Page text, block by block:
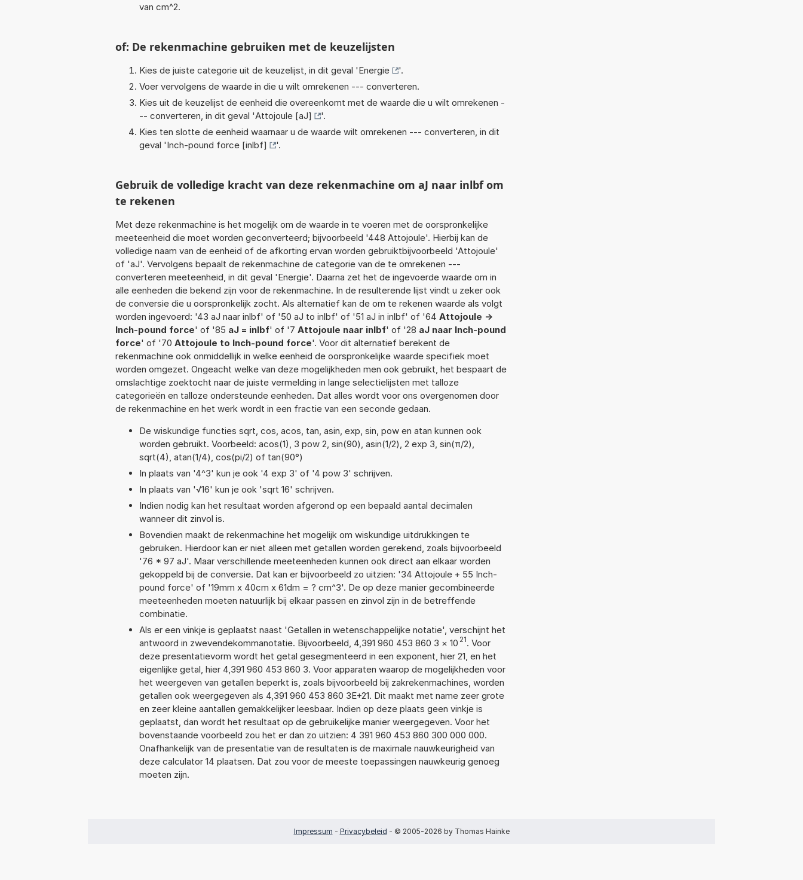
van cm^2.
of: De rekenmachine gebruiken met de keuzelijsten
Kies de juiste categorie uit de keuzelijst, in dit geval 'Energie
'.
Voer vervolgens de waarde in die u wilt omrekenen --- converteren.
Kies uit de keuzelijst de eenheid die overeenkomt met de waarde die u wilt omrekenen -
-- converteren, in dit geval 'Attojoule [aJ]
'.
Kies ten slotte de eenheid waarnaar u de waarde wilt omrekenen --- converteren, in dit
geval 'Inch-pound force [inlbf] '.
Gebruik de volledige kracht van deze rekenmachine om aJ naar inlbf om
te rekenen
Met deze rekenmachine is het mogelijk om de waarde in te voeren met de oorspronkelijke
meeteenheid die moet worden geconverteerd; bijvoorbeeld '448 Attojoule'. Hierbij kan de
volledige naam van de eenheid of de afkorting ervan worden gebruiktbijvoorbeeld 'Attojoule'
of 'aJ'. Vervolgens bepaalt de rekenmachine de categorie van de te omrekenen ---
converteren meeteenheid, in dit geval 'Energie'. Daarna zet het de ingevoerde waarde om in
alle eenheden die bekend zijn voor de rekenmachine. In de resulterende lijst vindt u zeker ook
de conversie die u oorspronkelijk zocht. Als alternatief kan de om te rekenen waarde als volgt
worden ingevoerd: '43 aJ naar inlbf' of '50 aJ to inlbf' of '51 aJ in inlbf' of '64 Attojoule ->
Inch-pound force' of '85 aJ = inlbf' of '7 Attojoule naar inlbf' of '28 aJ naar Inch-pound
force' of '70 Attojoule to Inch-pound force'. Voor dit alternatief berekent de
rekenmachine ook onmiddellijk in welke eenheid de oorspronkelijke waarde specifiek moet
worden omgezet. Ongeacht welke van deze mogelijkheden men ook gebruikt, het bespaart de
omslachtige zoektocht naar de juiste vermelding in lange selectielijsten met talloze
categorieën en talloze ondersteunde eenheden. Dat alles wordt voor ons overgenomen door
de rekenmachine en het werk wordt in een fractie van een seconde gedaan.
De wiskundige functies sqrt, cos, acos, tan, asin, exp, sin, pow en atan kunnen ook
worden gebruikt. Voorbeeld: acos(1), 3 pow 2, sin(90), asin(1/2), 2 exp 3, sin(π/2),
sqrt(4), atan(1/4), cos(pi/2) of tan(90°)
In plaats van '4^3' kun je ook '4 exp 3' of '4 pow 3' schrijven.
In plaats van '√16' kun je ook 'sqrt 16' schrijven.
Indien nodig kan het resultaat worden afgerond op een bepaald aantal decimalen
wanneer dit zinvol is.
Bovendien maakt de rekenmachine het mogelijk om wiskundige uitdrukkingen te
gebruiken. Hierdoor kan er niet alleen met getallen worden gerekend, zoals bijvoorbeeld
'76 * 97 aJ'. Maar verschillende meeteenheden kunnen ook direct aan elkaar worden
gekoppeld bij de conversie. Dat kan er bijvoorbeeld zo uitzien: '34 Attojoule + 55 Inch-
pound force' of '19mm x 40cm x 61dm = ? cm^3'. De op deze manier gecombineerde
meeteenheden moeten natuurlijk bij elkaar passen en zinvol zijn in de betreffende
combinatie.
Als er een vinkje is geplaatst naast 'Getallen in wetenschappelijke notatie', verschijnt het
antwoord in zwevendekommanotatie. Bijvoorbeeld, 4,391 960 453 860 3 × 10 21. Voor
deze presentatievorm wordt het getal gesegmenteerd in een exponent, hier 21, en het
eigenlijke getal, hier 4,391 960 453 860 3. Voor apparaten waarop de mogelijkheden voor
het weergeven van getallen beperkt is, zoals bijvoorbeeld bij zakrekenmachines, worden
getallen ook weergegeven als 4,391 960 453 860 3E+21. Dit maakt met name zeer grote
en zeer kleine aantallen gemakkelijker leesbaar. Indien op deze plaats geen vinkje is
geplaatst, dan wordt het resultaat op de gebruikelijke manier weergegeven. Voor het
bovenstaande voorbeeld zou het er dan zo uitzien: 4 391 960 453 860 300 000 000.
Onafhankelijk van de presentatie van de resultaten is de maximale nauwkeurigheid van
deze calculator 14 plaatsen. Dat zou voor de meeste toepassingen nauwkeurig genoeg
moeten zijn.
Impressum - Privacybeleid - © 2005-2026 by Thomas Hainke